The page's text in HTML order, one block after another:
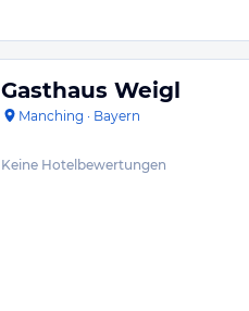
Gasthaus Weigl
Manching · Bayern
Keine Hotelbewertungen